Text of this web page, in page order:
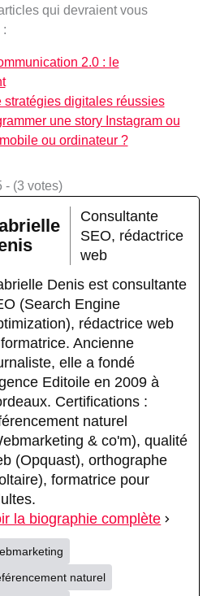
qui devraient vous
2.0 : le
stratégies digitales réussies
une story Instagram ou
ou ordinateur ?
- (3 votes)
Consultante
SEO, rédactrice
web
Denis est consultante
(Search Engine
rédactrice web
Ancienne
elle a fondé
Editoile en 2009 à
Certifications :
naturel
& co'm), qualité
(Opquast), orthographe
formatrice pour
la biographie complète
naturel